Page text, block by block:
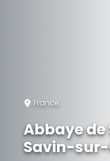
France
Abbaye
Savin-